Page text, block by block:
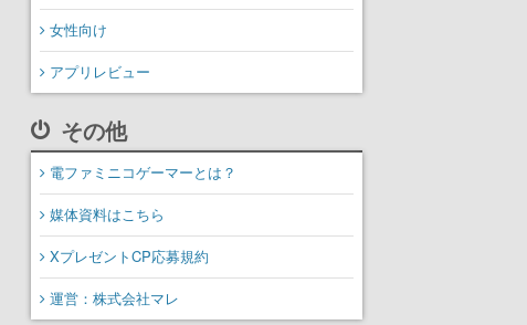
女性向け
アプリレビュー
その他
電ファミニコゲーマーとは？
媒体資料はこちら
XプレゼントCP応募規約
運営：株式会社マレ